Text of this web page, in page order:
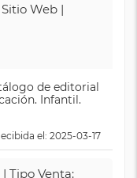
Web |
de editorial
Infantil.
el: 2025-03-17
| Tipo Venta: